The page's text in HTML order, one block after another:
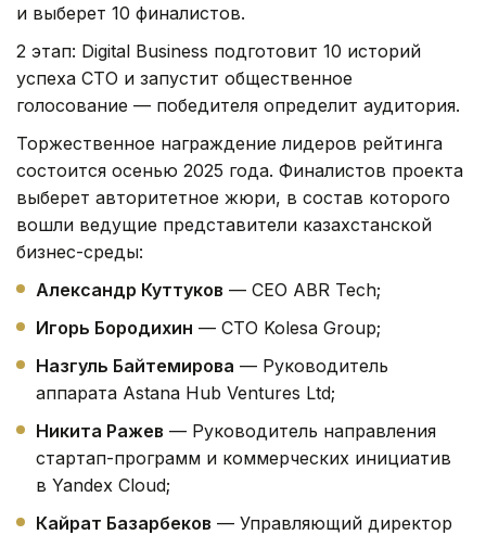
и выберет 10 финалистов.
2 этап: Digital Business подготовит 10 историй
успеха CTO и запустит общественное
голосование — победителя определит аудитория.
Торжественное награждение лидеров рейтинга
состоится осенью 2025 года. Финалистов проекта
выберет авторитетное жюри, в состав которого
вошли ведущие представители казахстанской
бизнес-среды:
Александр Куттуков — СEO ABR Tech;
Игорь Бородихин — CTO Kolesa Group;
Назгуль Байтемирова — Руководитель
аппарата Astana Hub Ventures Ltd;
Никита Ражев — Руководитель направления
стартап-программ и коммерческих инициатив
в Yandex Cloud;
Кайрат Базарбеков — Управляющий директор